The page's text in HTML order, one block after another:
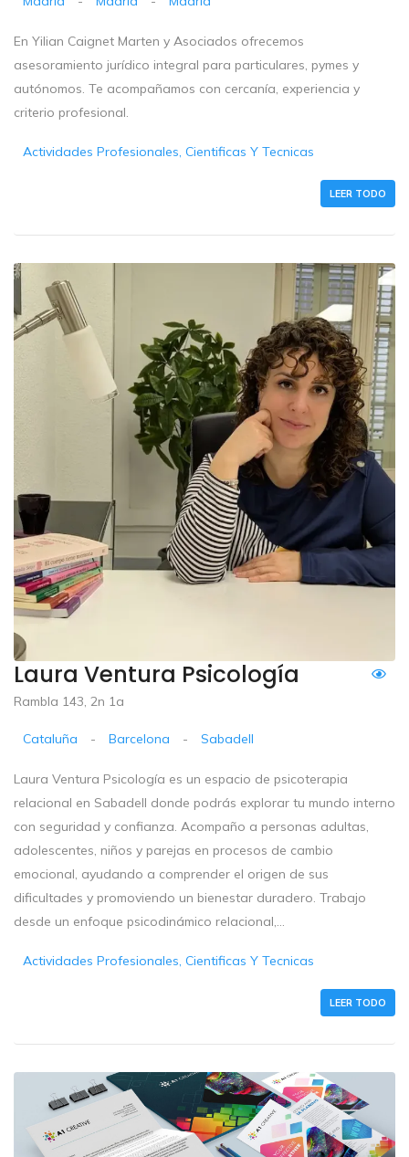
En Yilian Caignet Marten y Asociados ofrecemos
asesoramiento jurídico integral para particulares, pymes y
autónomos. Te acompañamos con cercanía, experiencia y
criterio profesional.
Actividades Profesionales, Cientificas Y Tecnicas
LEER TODO
Laura Ventura Psicología
Rambla 143, 2n 1a
Cataluña - Barcelona - Sabadell
Laura Ventura Psicología es un espacio de psicoterapia
relacional en Sabadell donde podrás explorar tu mundo interno
con seguridad y confianza. Acompaño a personas adultas,
adolescentes, niños y parejas en procesos de cambio
emocional, ayudando a comprender el origen de sus
dificultades y promoviendo un bienestar duradero. Trabajo
desde un enfoque psicodinámico relacional,...
Actividades Profesionales, Cientificas Y Tecnicas
LEER TODO